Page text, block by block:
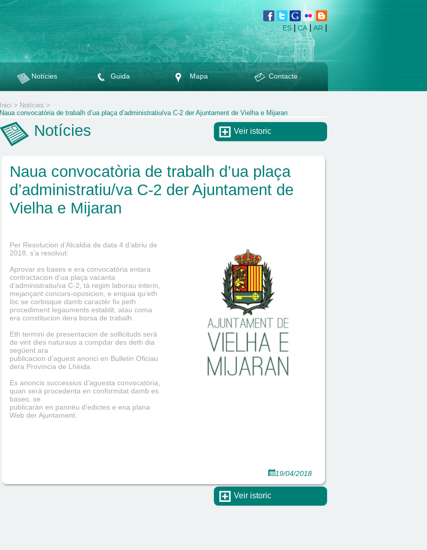
ES CA | AR
Notícies Guida Mapa Contacte
Inici > Notícies >
Naua convocatòria de trabalh d’ua plaça d’administratiu/va C-2 der Ajuntament de Vielha e Mijaran
Notícies Veir istoric
Naua convocatòria de trabalh d’ua plaça
d’administratiu/va C-2 der Ajuntament de
Vielha e Mijaran
Per Resolucion d’Alcaldia de data 4 d’abriu de
2018, s’a resolvut:
Aprovar es bases e era convocatòria entara
contractacion d’ua plaça vacanta
d’administratiu/va C-2, tà regim laborau interin,
mejançant concors-oposicion, e enquia qu’eth
lòc se corbisque damb caractèr fix peth
procediment legauments establit, atau coma
era constitucion dera borsa de trabalh.
Eth termini de presentacion de sollicituds serà
de vint dies naturaus a compdar des deth dia
següent ara
publicacion d’aguest anonci en Bulletin Oficiau
dera Província de Lhèida.
Es anoncis successius d’aguesta convocatòria,
quan serà procedenta en conformitat damb es
bases, se
publicaràn en pannèu d’edictes e ena plana
Web der Ajuntament.
19/04/2018
Veir istoric